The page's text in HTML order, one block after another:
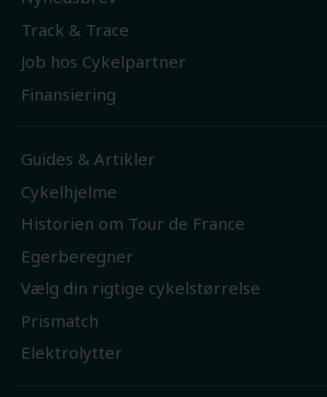
Track & Trace
Job hos Cykelpartner
Finansiering
Guides & Artikler
Cykelhjelme
Historien om Tour de France
Egerberegner
Vælg din rigtige cykelstørrelse
Prismatch
Elektrolytter